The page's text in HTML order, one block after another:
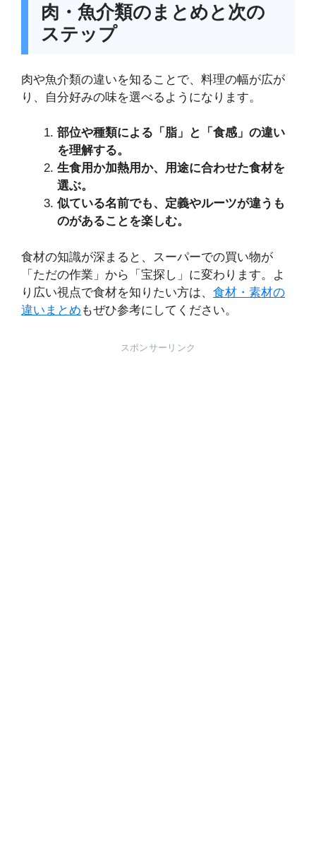
肉・魚介類のまとめと次の
ステップ
肉や魚介類の違いを知ることで、料理の幅が広が
り、自分好みの味を選べるようになります。
部位や種類による「脂」と「食感」の違い
を理解する。
生食用か加熱用か、用途に合わせた食材を
選ぶ。
似ている名前でも、定義やルーツが違うも
のがあることを楽しむ。
食材の知識が深まると、スーパーでの買い物が
「ただの作業」から「宝探し」に変わります。よ
り広い視点で食材を知りたい方は、 食材・素材の
違いまとめ もぜひ参考にしてください。
スポンサーリンク